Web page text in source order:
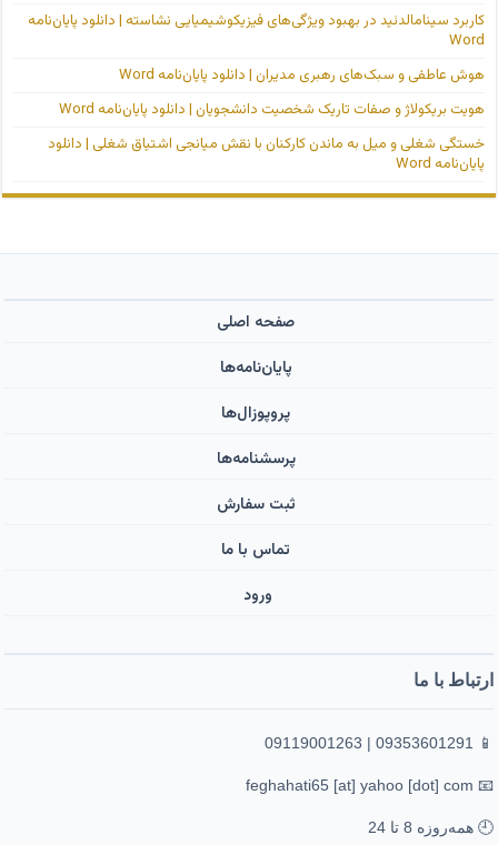
کاربرد سینامالدئید در بهبود ویژگی‌های فیزیکوشیمیایی نشاسته | دانلود پایان‌نامه
Word
هوش عاطفی و سبک‌های رهبری مدیران | دانلود پایان‌نامه Word
هویت بریکولاژ و صفات تاریک شخصیت دانشجویان | دانلود پایان‌نامه Word
خستگی شغلی و میل به ماندن کارکنان با نقش میانجی اشتیاق شغلی | دانلود
پایان‌نامه Word
صفحه اصلی
پایان‌نامه‌ها
پروپوزال‌ها
پرسشنامه‌ها
ثبت سفارش
تماس با ما
ورود ‌
ارتباط با ما
📱 09353601291 | 09119001263
📧 feghahati65 [at] yahoo [dot] com
🕘 همه‌روزه 8 تا 24